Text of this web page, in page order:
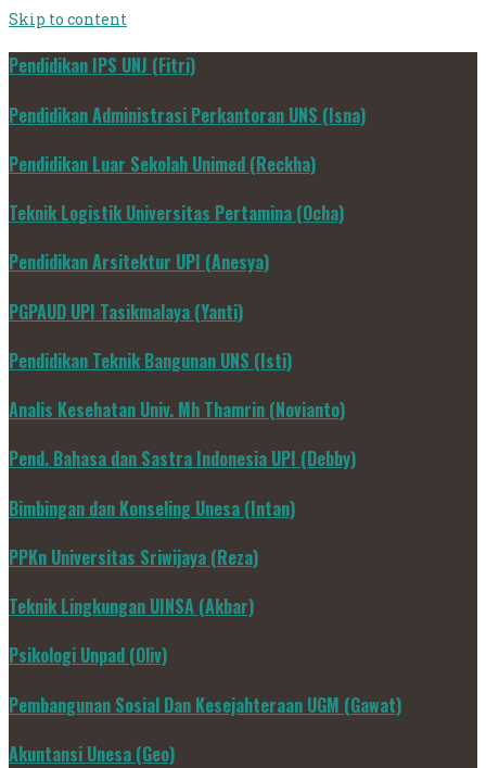
Skip to content
Pendidikan IPS UNJ (Fitri)
Pendidikan Administrasi Perkantoran UNS (Isna)
Pendidikan Luar Sekolah Unimed (Reckha)
Teknik Logistik Universitas Pertamina (Ocha)
Pendidikan Arsitektur UPI (Anesya)
PGPAUD UPI Tasikmalaya (Yanti)
Pendidikan Teknik Bangunan UNS (Isti)
Analis Kesehatan Univ. Mh Thamrin (Novianto)
Pend. Bahasa dan Sastra Indonesia UPI (Debby)
Bimbingan dan Konseling Unesa (Intan)
PPKn Universitas Sriwijaya (Reza)
Teknik Lingkungan UINSA (Akbar)
Psikologi Unpad (Oliv)
Pembangunan Sosial Dan Kesejahteraan UGM (Gawat)
Akuntansi Unesa (Geo)